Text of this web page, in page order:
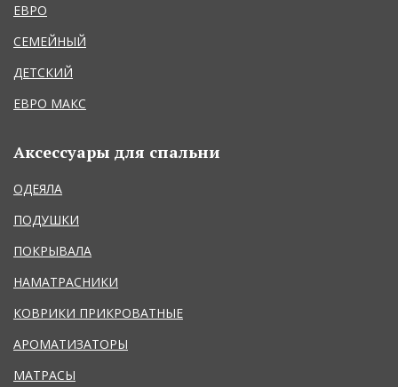
ЕВРО
СЕМЕЙНЫЙ
ДЕТСКИЙ
ЕВРО МАКС
Аксессуары для спальни
ОДЕЯЛА
ПОДУШКИ
ПОКРЫВАЛА
НАМАТРАСНИКИ
КОВРИКИ ПРИКРОВАТНЫЕ
АРОМАТИЗАТОРЫ
МАТРАСЫ